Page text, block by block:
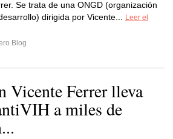
Se trata de una ONGD (organización
dirigida por Vicente...
Leer el
Blog
Vicente Ferrer lleva
a miles de